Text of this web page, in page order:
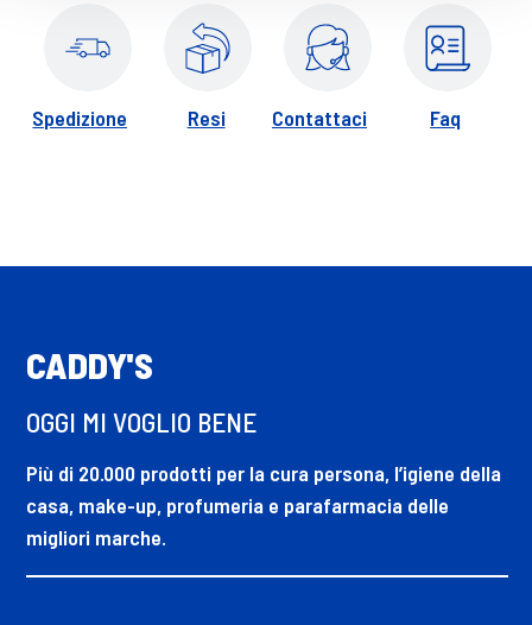
Spedizione Resi Contattaci Faq
CADDY'S
OGGI MI VOGLIO BENE
Più di 20.000 prodotti per la cura persona, l’igiene della
casa, make-up, profumeria e parafarmacia delle
migliori marche.